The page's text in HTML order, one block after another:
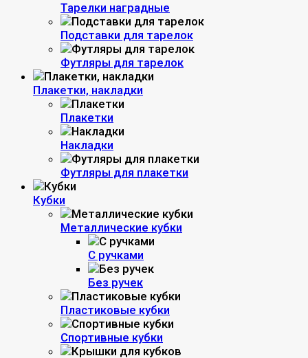
Тарелки наградные
Подставки для тарелок
Футляры для тарелок
Плакетки, накладки
Плакетки
Накладки
Футляры для плакетки
Кубки
Металлические кубки
С ручками
Без ручек
Пластиковые кубки
Спортивные кубки